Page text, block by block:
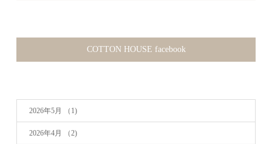
COTTON HOUSE facebook
2026年5月 （1)
2026年4月 （2)